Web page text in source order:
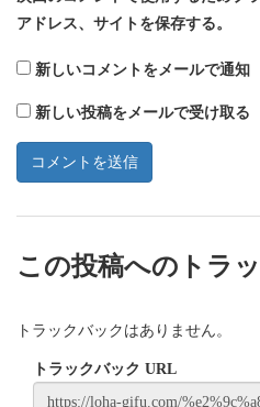
アドレス、サイトを保存する。
新しいコメントをメールで通知
新しい投稿をメールで受け取る
この投稿へのトラ
トラックバックはありません。
トラックバック URL